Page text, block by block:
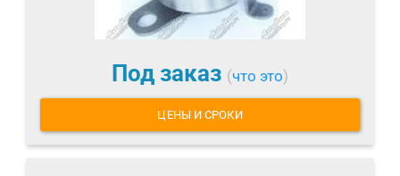
Под заказ (что это)
ЦЕНЫ И СРОКИ